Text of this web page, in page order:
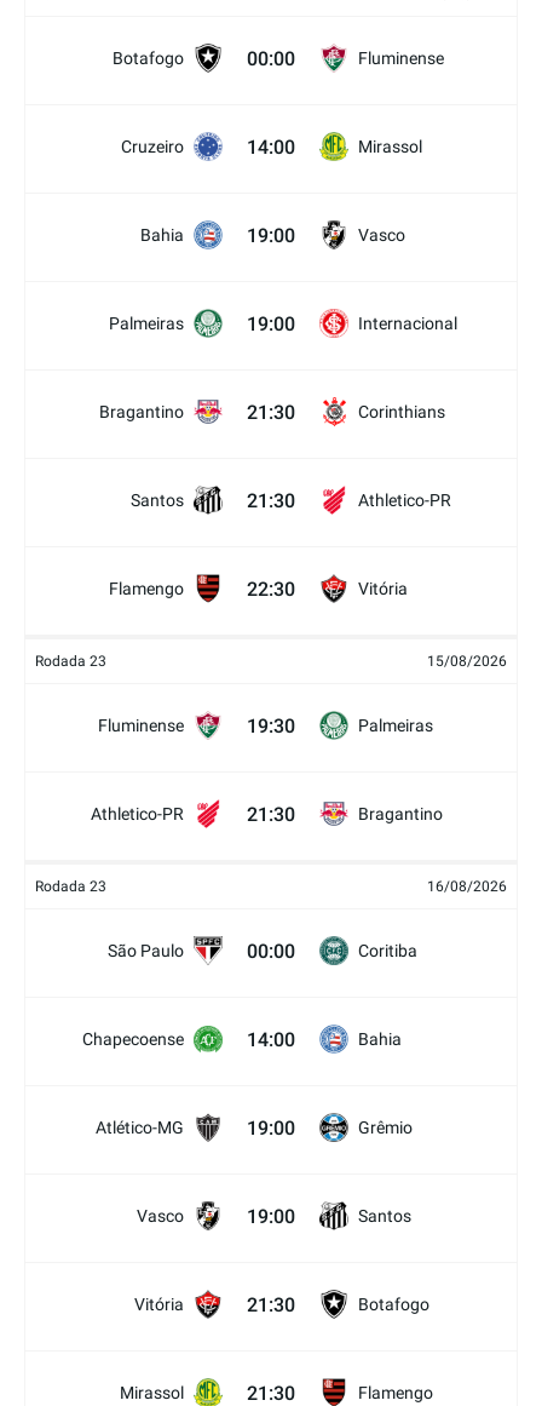
Botafogo 00:00 Fluminense
Cruzeiro 14:00 Mirassol
Bahia 19:00 Vasco
Palmeiras 19:00 Internacional
Bragantino 21:30 Corinthians
Santos 21:30 Athletico-PR
Flamengo 22:30 Vitória
Rodada 23 15/08/2026
Fluminense 19:30 Palmeiras
Athletico-PR 21:30 Bragantino
Rodada 23 16/08/2026
São Paulo 00:00 Coritiba
Chapecoense 14:00 Bahia
Atlético-MG 19:00 Grêmio
Vasco 19:00 Santos
Vitória 21:30 Botafogo
Mirassol 21:30 Flamengo